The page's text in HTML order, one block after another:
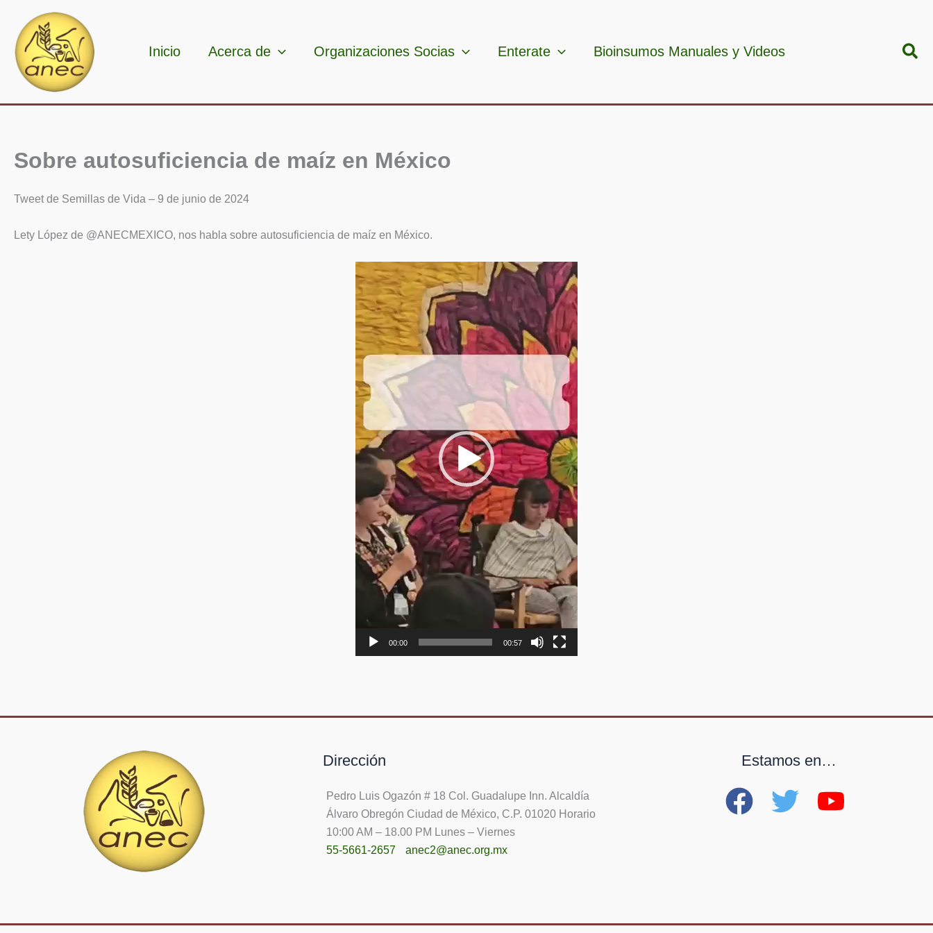
contenido
Inicio Acerca de Organizaciones Socias Enterate Bioinsumos Manuales y Videos
Sobre autosuficiencia de maíz en México
Tweet de Semillas de Vida – 9 de junio de 2024
Lety López de @ANECMEXICO, nos habla sobre autosuficiencia de maíz en México.
Reproductor
de
vídeo
00:00 00:57
Dirección
Pedro Luis Ogazón # 18 Col. Guadalupe Inn. Alcaldía
Álvaro Obregón Ciudad de México, C.P. 01020 Horario
10:00 AM – 18.00 PM Lunes – Viernes
55-5661-2657
anec2@anec.org.mx
Estamos en…